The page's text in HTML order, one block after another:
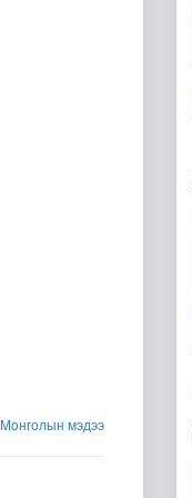
Moнголын мэдээ